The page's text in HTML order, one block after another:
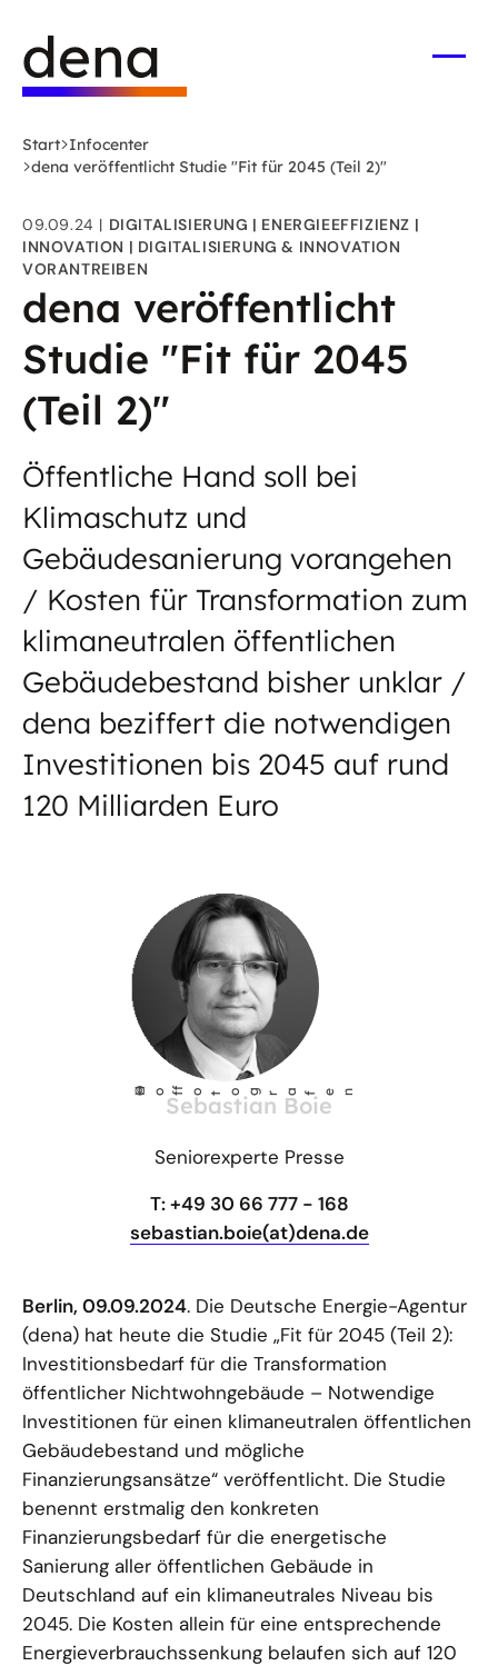
Hauptinhalt
springen
Deutsche
Energie-
Agentur
-
Startseite
Start Infocenter
dena veröffentlicht Studie "Fit für 2045 (Teil 2)"
09.09.24 DIGITALISIERUNG
ENERGIEEFFIZIENZ
INNOVATION
DIGITALISIERUNG & INNOVATION
VORANTREIBEN
dena veröffentlicht
Studie "Fit für 2045
(Teil 2)"
Öffentliche Hand soll bei
Klimaschutz und
Gebäudesanierung vorangehen
/ Kosten für Transformation zum
klimaneutralen öffentlichen
Gebäudebestand bisher unklar /
dena beziffert die notwendigen
Investitionen bis 2045 auf rund
120 Milliarden Euro
©
Ho f
fotog r
a fen
Sebastian Boie
Seniorexperte Presse
T: +49 30 66 777 - 168
sebastian.boie(at)dena.de
Berlin, 09.09.2024. Die Deutsche Energie-Agentur
(dena) hat heute die Studie „Fit für 2045 (Teil 2):
Investitionsbedarf für die Transformation
öffentlicher Nichtwohngebäude – Notwendige
Investitionen für einen klimaneutralen öffentlichen
Gebäudebestand und mögliche
Finanzierungsansätze“ veröffentlicht. Die Studie
benennt erstmalig den konkreten
Finanzierungsbedarf für die energetische
Sanierung aller öffentlichen Gebäude in
Deutschland auf ein klimaneutrales Niveau bis
2045. Die Kosten allein für eine entsprechende
Energieverbrauchssenkung belaufen sich auf 120